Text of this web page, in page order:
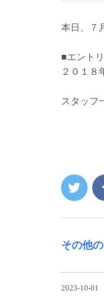
本日、７
■エント
２０１８
スタッフ
その他
2023-10-01